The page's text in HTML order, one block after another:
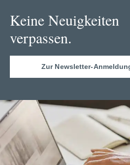
Keine Neuigkeiten
verpassen.
Zur Newsletter-